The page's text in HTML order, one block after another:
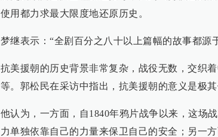
使用都力求最大限度地还原历史。
梦继表示：“全剧百分之八十以上篇幅的故事都源
抗美援朝的历史背景非常复杂，战役无数，交织
等。郭松民在采访中指出，抗美援朝的意义是极其
他认为，一方面，自1840年鸦片战争以来，这场
力单独依靠自己的力量来保卫自己的安全；另一